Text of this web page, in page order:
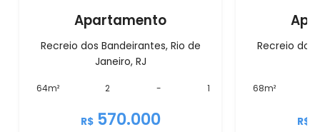
Apartamento
Recreio dos Bandeirantes, Rio de
Janeiro, RJ
64m² 2 - 1
R$ 570.000
Recreio dos
68m²
R$